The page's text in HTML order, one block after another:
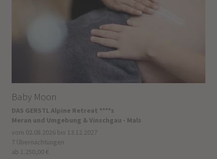
Baby Moon
DAS GERSTL Alpine Retreat ****s
Meran und Umgebung & Vinschgau - Mals
vom 02.08.2026 bis 13.12.2027
7 Übernachtungen
ab 1.250,00 €